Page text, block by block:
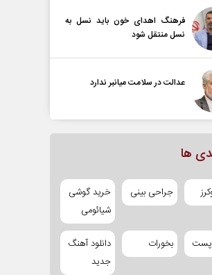
فرهنگ اهدای خون باید نسل به
نسل منتقل شود
عدالت در سلامت میانبر ندارد
ها
جراحی بینی
خرید گوشی
شیائومی
پست بخورات
دانلود آهنگ
جدید